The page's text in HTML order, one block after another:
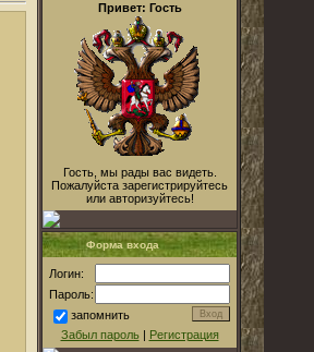
Привет: Гость
Гость, мы рады вас видеть.
Пожалуйста зарегистрируйтесь
или авторизуйтесь!
Форма входа
Логин:
Пароль:
запомнить
Забыл пароль| Регистрация